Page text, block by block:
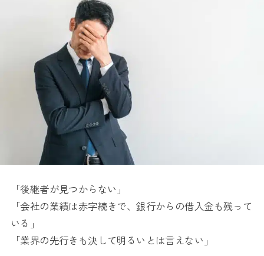
「後継者が見つからない」
「会社の業績は赤字続きで、銀行からの借入金も残って
いる」
「業界の先行きも決して明るいとは言えない」